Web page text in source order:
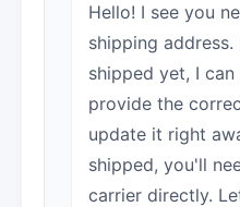
Hello! I see you
shipping
shipped yet, I
provide the
update it right
shipped, you'll
carrier directly.